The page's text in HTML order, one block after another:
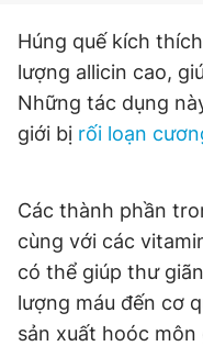
Giấy phép xuất bản số
© 2003-2026 Bản quyền
chép dưới mọi hình thức
bản. Phát triển bởi ePi
Húng quế kích
lượng allicin cao,
Những tác dụng
giới bị rối loạn
Các thành phần
cùng với các
có thể giúp thư
lượng máu đến cơ
sản xuất hoóc